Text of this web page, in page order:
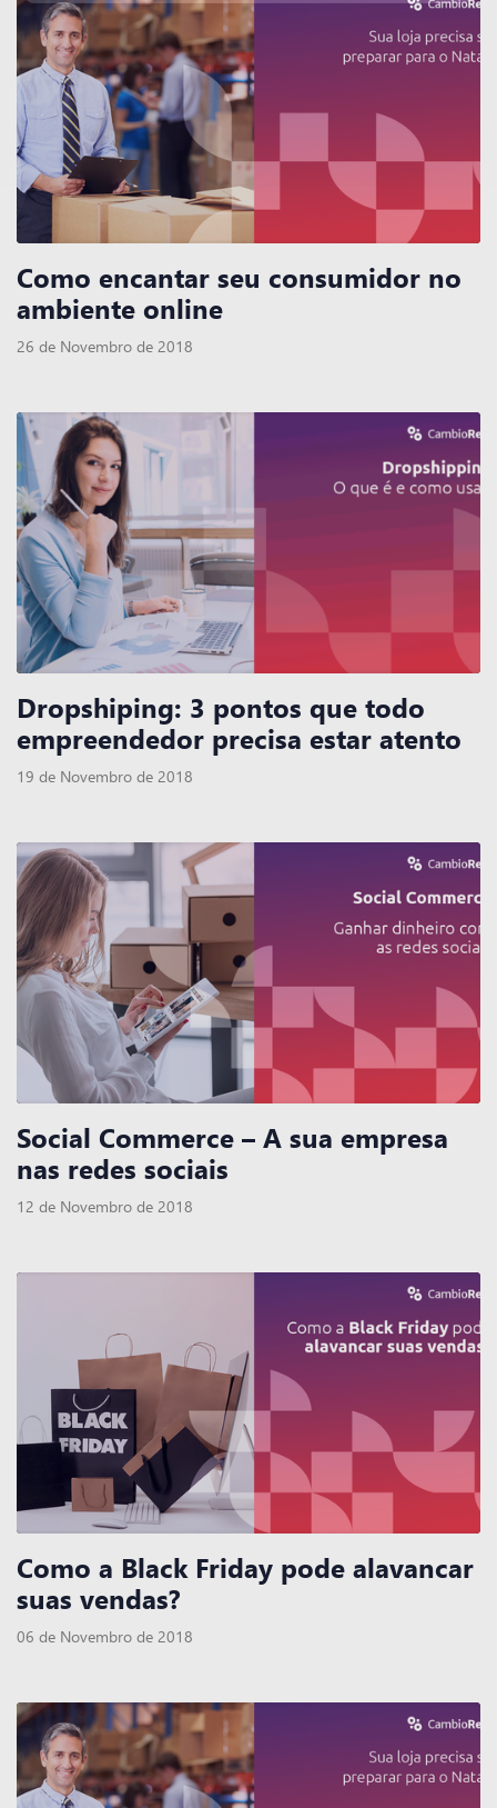
Como encantar seu consumidor no
ambiente online
26 de Novembro de 2018
Dropshiping: 3 pontos que todo
empreendedor precisa estar atento
19 de Novembro de 2018
Social Commerce – A sua empresa
nas redes sociais
12 de Novembro de 2018
Como a Black Friday pode alavancar
suas vendas?
06 de Novembro de 2018